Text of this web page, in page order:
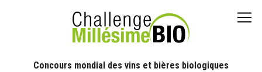
Concours mondial des vins et bières biologiques